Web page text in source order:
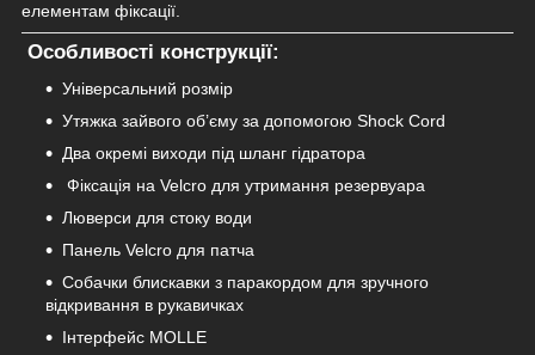
елементам фіксації.
Особливості конструкції:
Універсальний розмір
Утяжка зайвого об’єму за допомогою Shock Cord
Два окремі виходи під шланг гідратора
Фіксація на Velcro для утримання резервуара
Люверси для стоку води
Панель Velcro для патча
Собачки блискавки з паракордом для зручного
відкривання в рукавичках
Інтерфейс MOLLE